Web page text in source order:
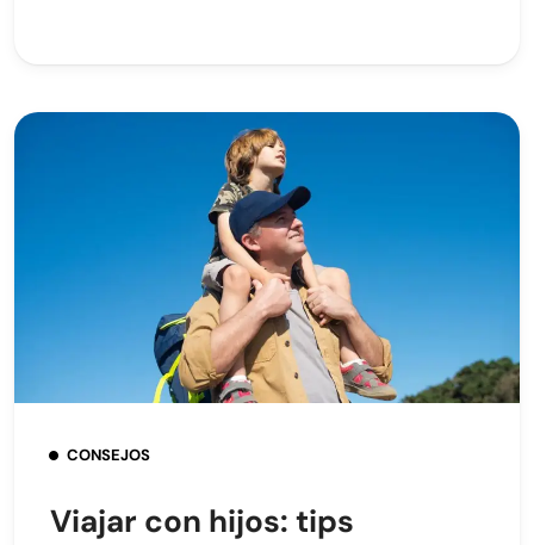
CONSEJOS
Viajar con hijos: tips